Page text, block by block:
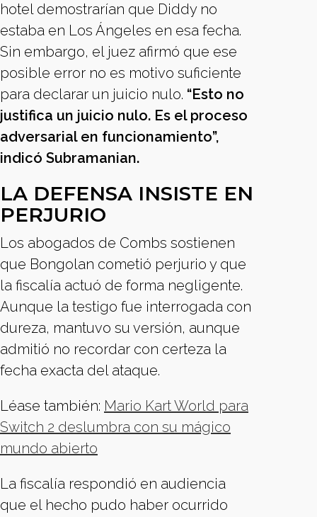
hotel demostrarían que Diddy no
estaba en Los Ángeles en esa fecha.
Sin embargo, el juez afirmó que ese
posible error no es motivo suficiente
para declarar un juicio nulo. “Esto no
justifica un juicio nulo. Es el proceso
adversarial en funcionamiento”,
indicó Subramanian.
LA DEFENSA INSISTE EN
PERJURIO
Los abogados de Combs sostienen
que Bongolan cometió perjurio y que
la fiscalía actuó de forma negligente.
Aunque la testigo fue interrogada con
dureza, mantuvo su versión, aunque
admitió no recordar con certeza la
fecha exacta del ataque.
Léase también: Mario Kart World para
Switch 2 deslumbra con su mágico
mundo abierto
La fiscalía respondió en audiencia
que el hecho pudo haber ocurrido